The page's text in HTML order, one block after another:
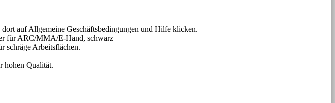
auf Allgemeine Geschäftsbedingungen und Hilfe klicken.
für ARC/MMA/E-Hand, schwarz
schräge Arbeitsflächen.
hohen Qualität.